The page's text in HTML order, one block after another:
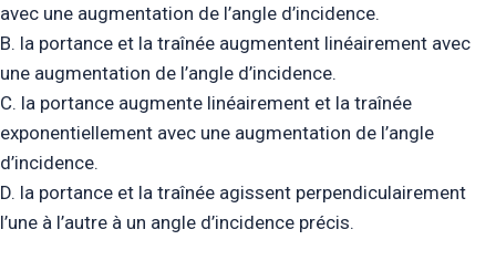
avec une augmentation de l’angle d’incidence.
B. la portance et la traînée augmentent linéairement avec
une augmentation de l’angle d’incidence.
C. la portance augmente linéairement et la traînée
exponentiellement avec une augmentation de l’angle
d’incidence.
D. la portance et la traînée agissent perpendiculairement
l’une à l’autre à un angle d’incidence précis.